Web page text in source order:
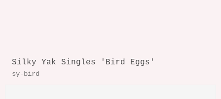
Silky Yak Singles 'Bird Eggs'
sy-bird